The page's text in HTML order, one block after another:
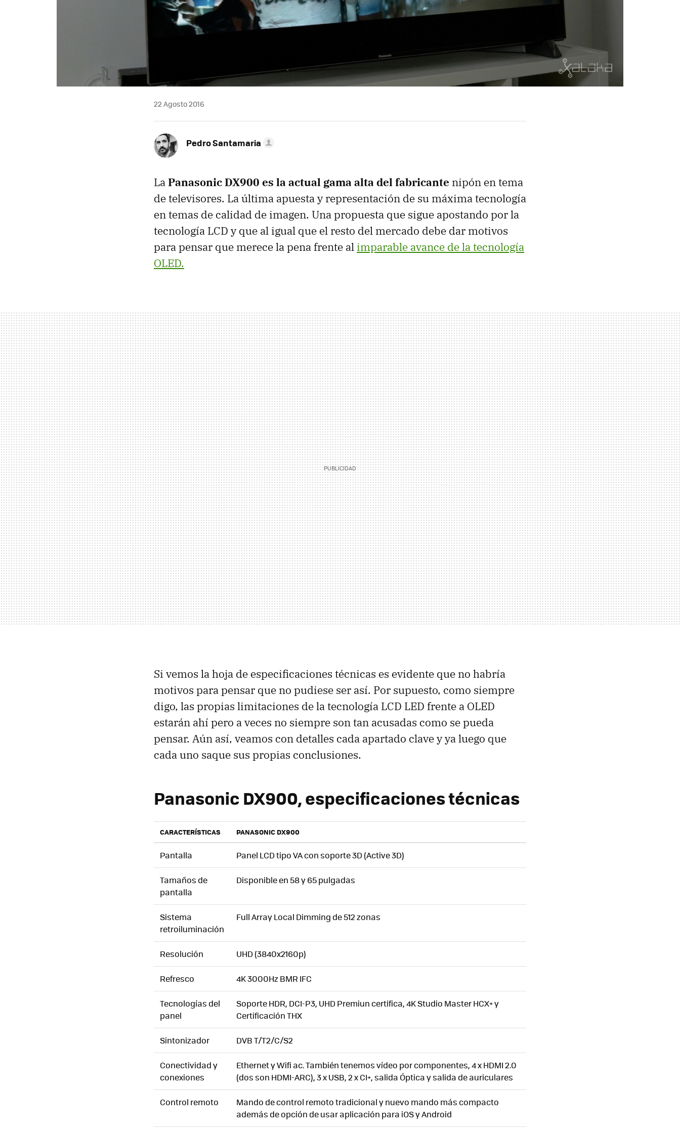
22 Agosto 2016
Pedro Santamaria
La Panasonic DX900 es la actual gama alta del fabricante nipón en tema
de televisores. La última apuesta y representación de su máxima tecnología
en temas de calidad de imagen. Una propuesta que sigue apostando por la
tecnología LCD y que al igual que el resto del mercado debe dar motivos
para pensar que merece la pena frente al imparable avance de la tecnología
OLED.
Si vemos la hoja de especificaciones técnicas es evidente que no habría
motivos para pensar que no pudiese ser así. Por supuesto, como siempre
digo, las propias limitaciones de la tecnología LCD LED frente a OLED
estarán ahí pero a veces no siempre son tan acusadas como se pueda
pensar. Aún así, veamos con detalles cada apartado clave y ya luego que
cada uno saque sus propias conclusiones.
Panasonic DX900, especificaciones técnicas
CARACTERÍSTICAS PANASONIC DX900
Pantalla Panel LCD tipo VA con soporte 3D (Active 3D)
Tamaños de
pantalla
Disponible en 58 y 65 pulgadas
Sistema
retroiluminación
Full Array Local Dimming de 512 zonas
Resolución UHD (3840x2160p)
Refresco 4K 3000Hz BMR IFC
Tecnologías del
panel
Soporte HDR, DCI-P3, UHD Premiun certifica, 4K Studio Master HCX+ y
Certificación THX
Sintonizador DVB T/T2/C/S2
Conectividad y
conexiones
Ethernet y Wifi ac. También tenemos vídeo por componentes, 4 x HDMI 2.0
(dos son HDMI-ARC), 3 x USB, 2 x CI+, salida Óptica y salida de auriculares
Control remoto
Mando de control remoto tradicional y nuevo mando más compacto
además de opción de usar aplicación para iOS y Android